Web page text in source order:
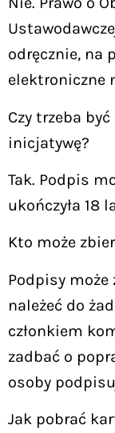
odręcznie, na
elektroniczne
Czy trzeba
inicjatywę?
Tak. Podpis
ukończyła 18
Kto może
Podpisy może
należeć do
członkiem
zadbać o
osoby
Jak pobrać